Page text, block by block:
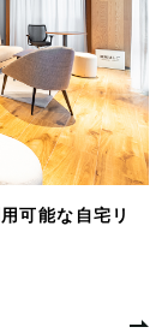
可能な自宅リ